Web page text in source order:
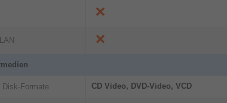
Disk-Formate CD Video, DVD-Video, VCD